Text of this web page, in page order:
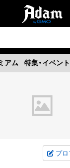
アム 特集・イベント
プ